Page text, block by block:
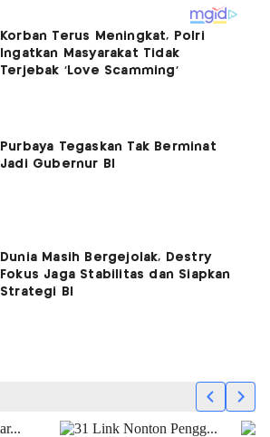
Korban Terus Meningkat, Polri
Ingatkan Masyarakat Tidak
Terjebak 'Love Scamming'
Purbaya Tegaskan Tak Berminat
Jadi Gubernur BI
Dunia Masih Bergejolak, Destry
Fokus Jaga Stabilitas dan Siapkan
Strategi BI